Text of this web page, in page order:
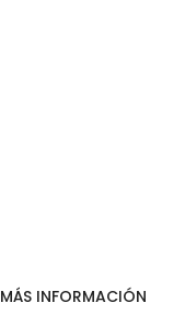
MÁS INFORMACIÓN